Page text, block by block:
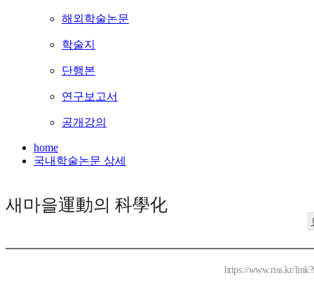
해외학술논문
학술지
단행본
연구보고서
공개강의
home
국내학술논문 상세
새마을運動의 科學化
https://www.riss.kr/